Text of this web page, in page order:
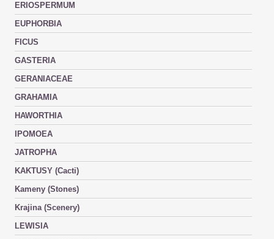
ERIOSPERMUM
EUPHORBIA
FICUS
GASTERIA
GERANIACEAE
GRAHAMIA
HAWORTHIA
IPOMOEA
JATROPHA
KAKTUSY (Cacti)
Kameny (Stones)
Krajina (Scenery)
LEWISIA